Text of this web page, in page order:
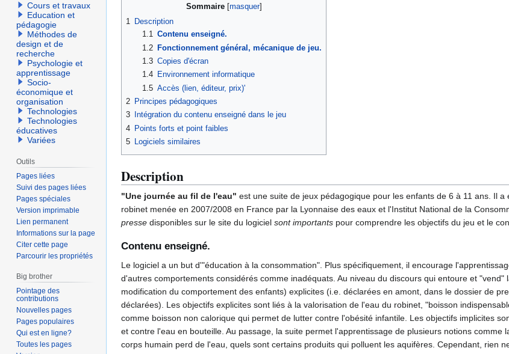
Sommaire
1 Description
1.1 Contenu enseigné.
1.2
Fonctionnement général, mécanique de jeu.
1.3 Copies d'écran
1.4
Environnement informatique
1.5 Accès (lien, éditeur, prix)'
2 Principes pédagogiques
3
Intégration du contenu enseigné dans le jeu
4 Points forts et point faibles
5 Logiciels similaires
Description
"Une journée au fil de l'eau" est une suite de jeux pédagogique pour les enfants de 6 à 11 ans. Il
robinet menée en 2007/2008 en France par la Lyonnaise des eaux et l'Institut National de la
presse disponibles sur le site du logiciel sont importants pour comprendre les objectifs du jeu et le
Contenu enseigné.
Le logiciel a un but d'"éducation à la consommation". Plus spécifiquement, il encourage
d'autres comportements considérés comme inadéquats. Au niveau du discours qui entoure et
modification du comportement des enfants) explicites (i.e. déclarées en amont, dans le dossier de
déclarées). Les objectifs explicites sont liés à la valorisation de l'eau du robinet, "boisson
comme boisson non calorique qui permet de lutter contre l'obésité infantile. Les objectifs implicites
et contre l'eau en bouteille. Au passage, la suite permet l'apprentissage de plusieurs notions
corps humain perd de l'eau, quels sont certains produits qui polluent les aquifères. Cependant, rien
Cours et travaux
Education et
pédagogie
Méthodes de
design et de
recherche
Psychologie et
apprentissage
Socio-
économique et
organisation
Technologies
Technologies
éducatives
Variées
Outils
Pages liées
Suivi des pages liées
Pages spéciales
Version imprimable
Lien permanent
Informations sur la page
Citer cette page
Parcourir les propriétés
Big brother
Pointage des
contributions
Nouvelles pages
Pages populaires
Qui est en ligne?
Toutes les pages